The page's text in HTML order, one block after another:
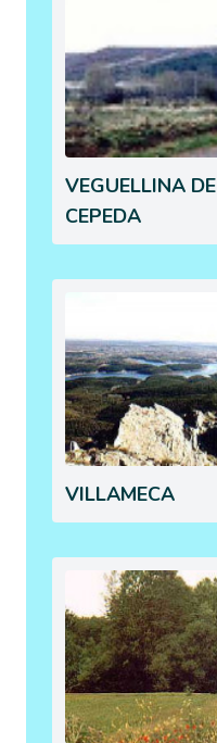
VEGUELLINA DE
CEPEDA
VILLAMECA